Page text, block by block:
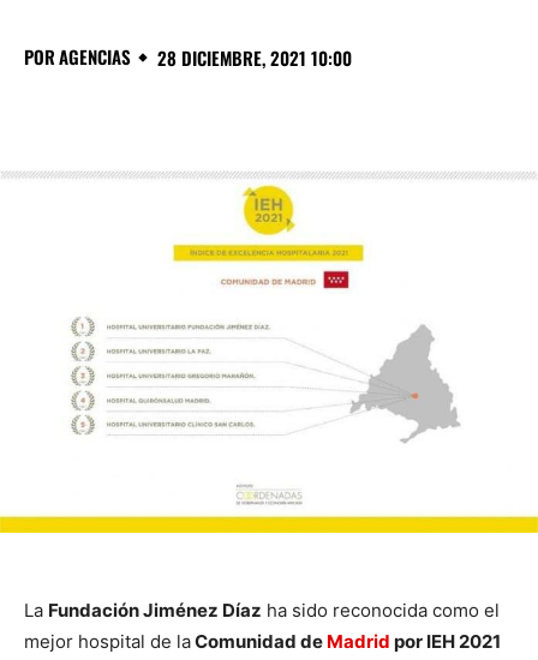
PORAGENCIAS 28 DICIEMBRE, 2021 10:00
La Fundación Jiménez Díaz ha sido reconocida como el
mejor hospital de laComunidad de Madrid por IEH 2021